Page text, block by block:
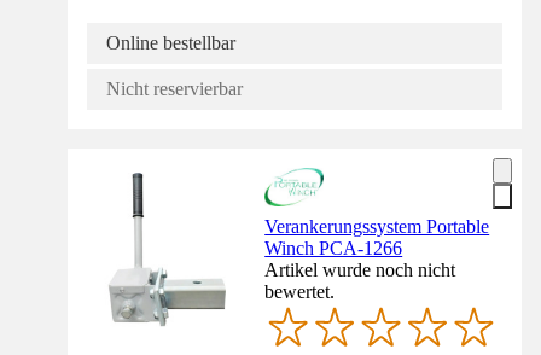
Online bestellbar
Nicht reservierbar
Verankerungssystem Portable
Winch PCA-1266
Artikel wurde noch nicht
bewertet.